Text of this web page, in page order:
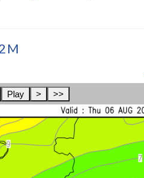
Play > >>